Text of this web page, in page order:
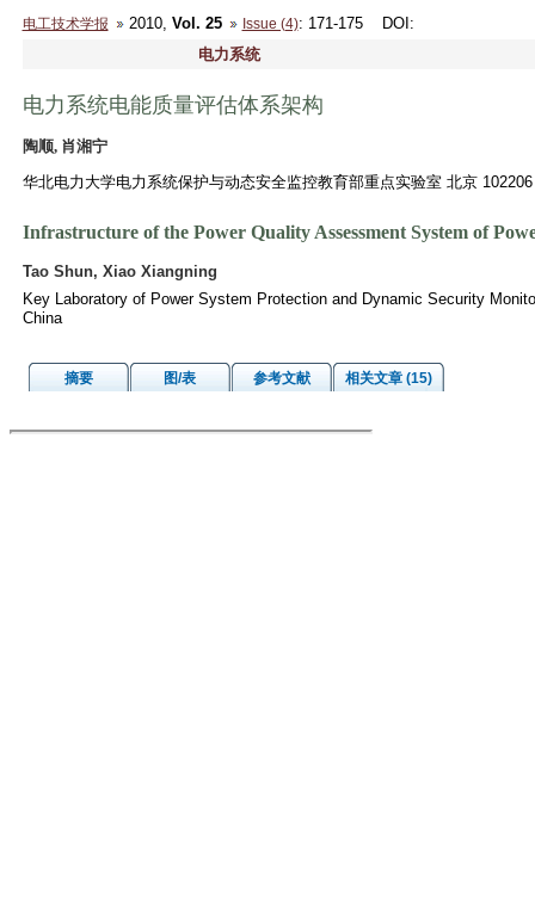
电工技术学报 2010, Vol. 25 Issue (4): 171-175 DOI :
电力系统
电力系统电能质量评估体系架构
陶顺, 肖湘宁
华北电力大学电力系统保护与动态安全监控教育部重点实验室 北京 102206
Infrastructure of the Power Quality Assessment System of
Tao Shun, Xiao Xiangning
Key Laboratory of Power System Protection and Dynamic Security
China
摘要 图/表 参考文献 相关文章 (15)